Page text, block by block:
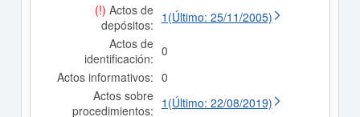
(!) Actos de
depósitos: 1(Último: 25/11/2005)
Actos de
identificación: 0
Actos informativos: 0
Actos sobre
procedimientos: 1(Último: 22/08/2019)